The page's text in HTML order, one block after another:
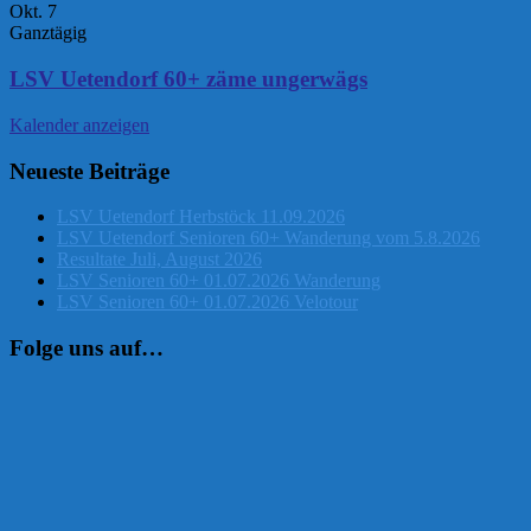
Okt. 7
Ganztägig
LSV Uetendorf 60+ zäme ungerwägs
Kalender anzeigen
Neueste Beiträge
LSV Uetendorf Herbstöck 11.09.2026
LSV Uetendorf Senioren 60+ Wanderung vom 5.8.2026
Resultate Juli, August 2026
LSV Senioren 60+ 01.07.2026 Wanderung
LSV Senioren 60+ 01.07.2026 Velotour
Folge uns auf…